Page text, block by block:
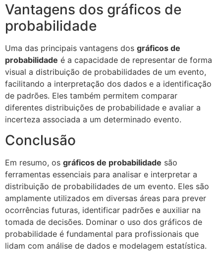
Vantagens dos gráficos de
probabilidade
Uma das principais vantagens dos gráficos de
probabilidade é a capacidade de representar de forma
visual a distribuição de probabilidades de um evento,
facilitando a interpretação dos dados e a identificação
de padrões. Eles também permitem comparar
diferentes distribuições de probabilidade e avaliar a
incerteza associada a um determinado evento.
Conclusão
Em resumo, os gráficos de probabilidade são
ferramentas essenciais para analisar e interpretar a
distribuição de probabilidades de um evento. Eles são
amplamente utilizados em diversas áreas para prever
ocorrências futuras, identificar padrões e auxiliar na
tomada de decisões. Dominar o uso dos gráficos de
probabilidade é fundamental para profissionais que
lidam com análise de dados e modelagem estatística.